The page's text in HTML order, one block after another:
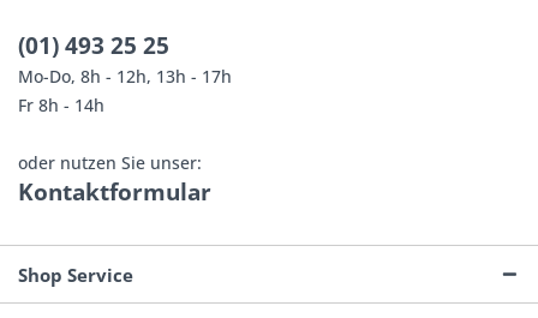
(01) 493 25 25
Mo-Do, 8h - 12h, 13h - 17h
Fr 8h - 14h
oder nutzen Sie unser:
Kontaktformular
Shop Service